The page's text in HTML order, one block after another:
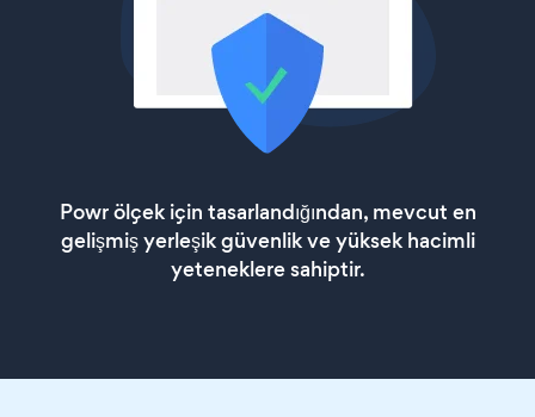
Powr ölçek için tasarlandığından, mevcut en
gelişmiş yerleşik güvenlik ve yüksek hacimli
yeteneklere sahiptir.